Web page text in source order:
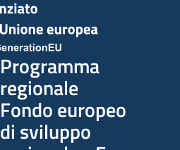
Programma
regionale
Fondo europeo
di sviluppo